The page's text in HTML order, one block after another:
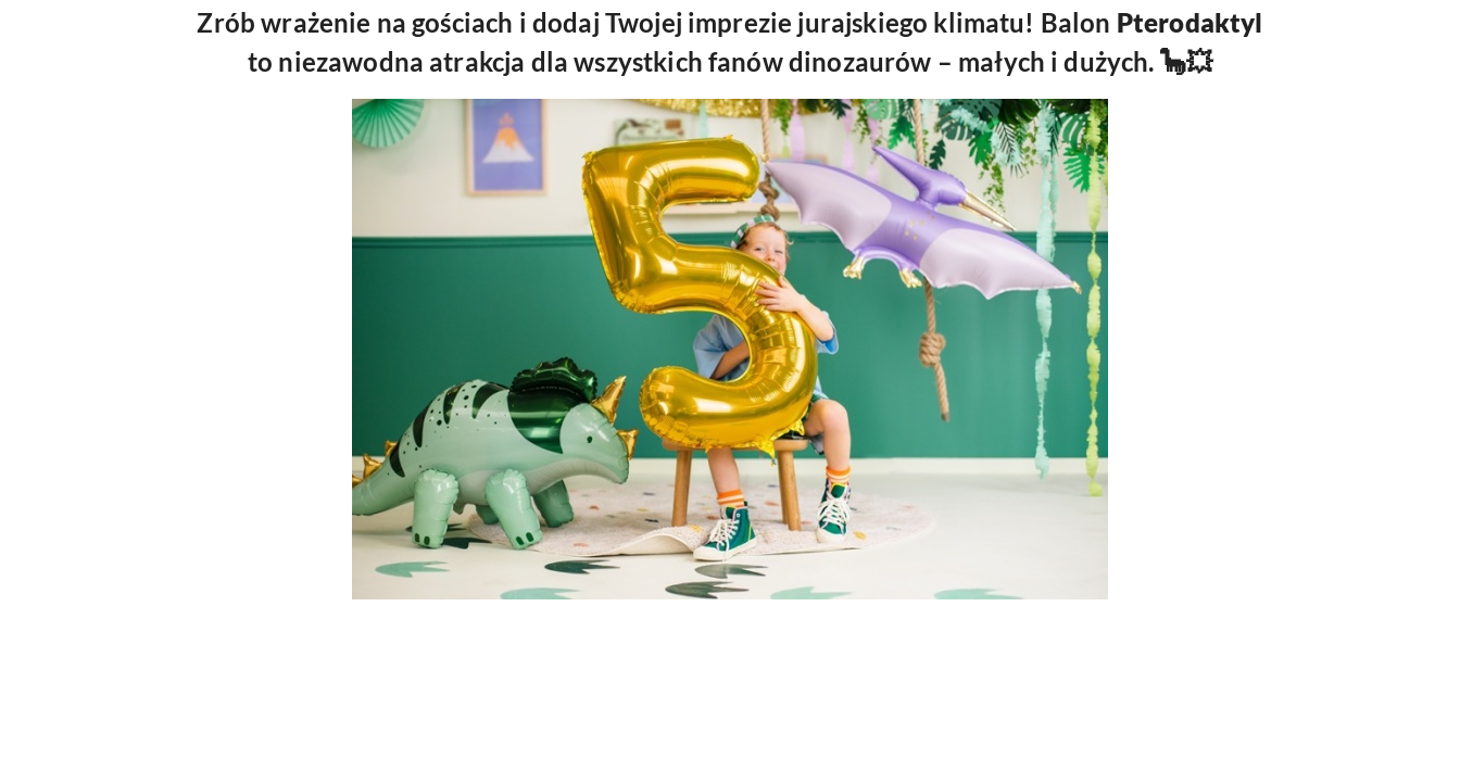
Zrób wrażenie na gościach i dodaj Twojej imprezie jurajskiego klimatu! Balon Pterodaktyl
to niezawodna atrakcja dla wszystkich fanów dinozaurów – małych i dużych. 🦕💥